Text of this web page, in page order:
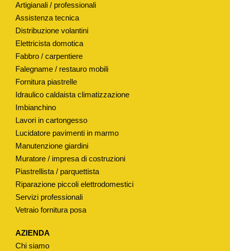
F
L
L
F
T
T
N
Ø
Artigianali / professionali
Assistenza tecnica
Distribuzione volantini
Elettricista domotica
Fabbro / carpentiere
Falegname / restauro mobili
Fornitura piastrelle
Idraulico caldaista climatizzazione
Imbianchino
Lavori in cartongesso
Lucidatore pavimenti in marmo
Manutenzione giardini
Muratore / impresa di costruzioni
Piastrellista / parquettista
Riparazione piccoli elettrodomestici
Servizi professionali
Vetraio fornitura posa
AZIENDA
Chi siamo